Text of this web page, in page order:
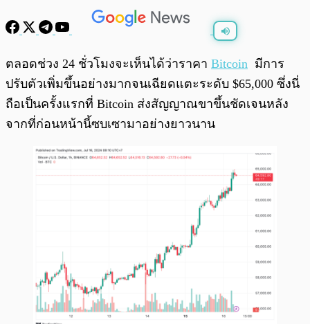
พร้อมเล่น /
ตลอดช่วง 24 ชั่วโมงจะเห็นได้ว่าราคา Bitcoin มีการ
ปรับตัวเพิ่มขึ้นอย่างมากจนเฉียดแตะระดับ $65,000 ซึ่งนี่
ถือเป็นครั้งแรกที่ Bitcoin ส่งสัญญาณขาขึ้นชัดเจนหลัง
จากที่ก่อนหน้านี้ซบเซามาอย่างยาวนาน